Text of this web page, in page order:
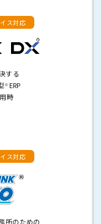
ス対応
する
※ ERP
時
ス対応
所のための